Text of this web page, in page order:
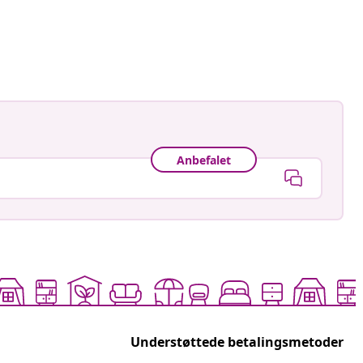
Anbefalet
Understøttede betalingsmetoder